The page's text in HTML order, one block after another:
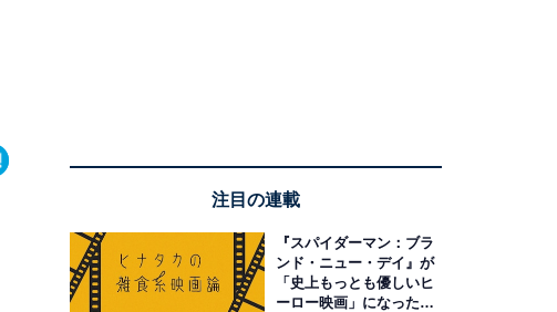
注目の連載
『スパイダーマン：ブラ
ンド・ニュー・デイ』が
「史上もっとも優しいヒ
ーロー映画」になった理